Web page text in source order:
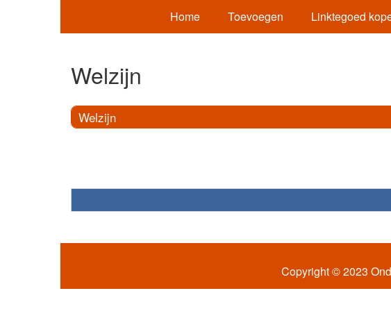
Home Toevoegen Linktegoed
Welzijn
Welzijn
Copyright © 2023